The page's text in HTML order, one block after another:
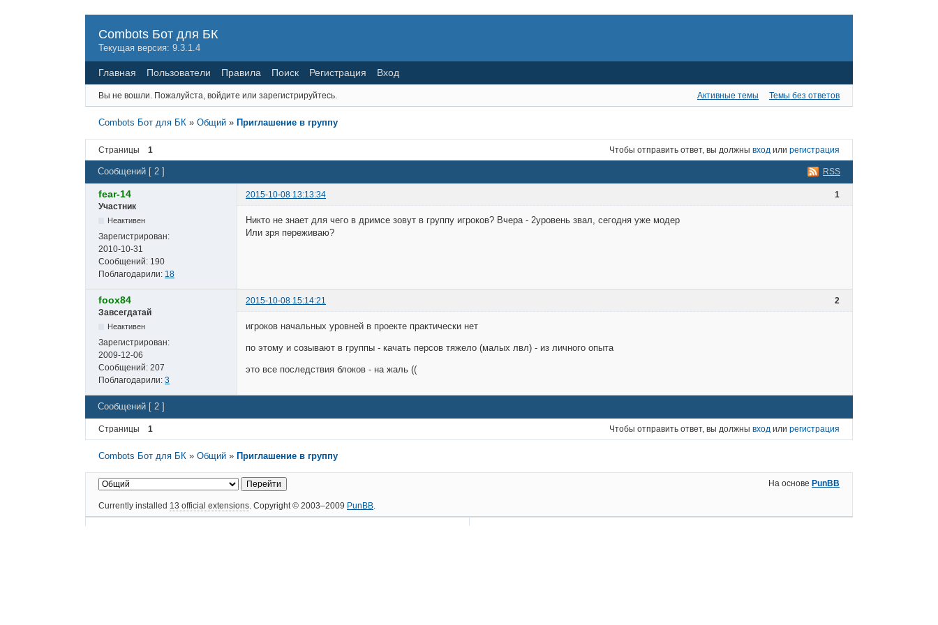
Combots Бот для БК
Текущая версия: 9.3.1.4
Главная Пользователи Правила Поиск Регистрация Вход
Вы не вошли. Пожалуйста, войдите или зарегистрируйтесь. Активные темы Темы без ответов
Combots Бот для БК »Общий » Приглашение в группу
Страницы 1 Чтобы отправить ответ, вы должны вход или регистрация
RSS
Сообщений [ 2 ]
1
fear-14
2015-10-08 13:13:34
Участник
Неактивен
Зарегистрирован:
2010-10-31
Сообщений: 190
Поблагодарили: 18
Никто не знает для чего в дримсе зовут в группу игроков? Вчера - 2уровень звал, сегодня уже модер
Или зря переживаю?
2
foox84
2015-10-08 15:14:21
Завсегдатай
Неактивен
Зарегистрирован:
2009-12-06
Сообщений: 207
Поблагодарили: 3
игроков начальных уровней в проекте практически нет
по этому и созывают в группы - качать персов тяжело (малых лвл) - из личного опыта
это все последствия блоков - на жаль ((
Сообщений [ 2 ]
Страницы 1 Чтобы отправить ответ, вы должны вход или регистрация
Combots Бот для БК »Общий » Приглашение в группу
На основе PunBB
Currently installed 13 official extensions . Copyright © 2003–2009 PunBB